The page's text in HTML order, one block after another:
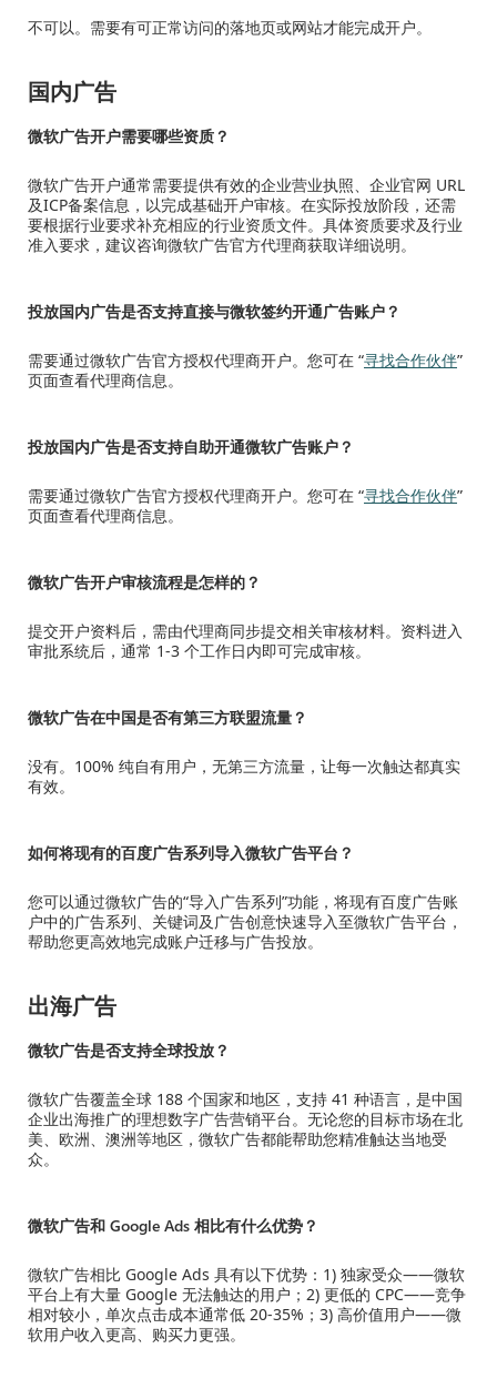
不可以。需要有可正常访问的落地页或网站才能完成开户。
国内广告
微软广告开户需要哪些资质？
微软广告开户通常需要提供有效的企业营业执照、企业官网 URL
及ICP备案信息，以完成基础开户审核。在实际投放阶段，还需
要根据行业要求补充相应的行业资质文件。具体资质要求及行业
准入要求，建议咨询微软广告官方代理商获取详细说明。
投放国内广告是否支持直接与微软签约开通广告账户？
需要通过微软广告官方授权代理商开户。您可在 “寻找合作伙伴”
页面查看代理商信息。
投放国内广告是否支持自助开通微软广告账户？
需要通过微软广告官方授权代理商开户。您可在 “寻找合作伙伴”
页面查看代理商信息。
微软广告开户审核流程是怎样的？
提交开户资料后，需由代理商同步提交相关审核材料。资料进入
审批系统后，通常 1-3 个工作日内即可完成审核。
微软广告在中国是否有第三方联盟流量？
没有。100% 纯自有用户，无第三方流量，让每一次触达都真实
有效。
如何将现有的百度广告系列导入微软广告平台？
您可以通过微软广告的“导入广告系列”功能，将现有百度广告账
户中的广告系列、关键词及广告创意快速导入至微软广告平台，
帮助您更高效地完成账户迁移与广告投放。
出海广告
微软广告是否支持全球投放？
微软广告覆盖全球 188 个国家和地区，支持 41 种语言，是中国
企业出海推广的理想数字广告营销平台。无论您的目标市场在北
美、欧洲、澳洲等地区，微软广告都能帮助您精准触达当地受
众。
微软广告和 Google Ads 相比有什么优势？
微软广告相比 Google Ads 具有以下优势：1) 独家受众——微软
平台上有大量 Google 无法触达的用户；2) 更低的 CPC——竞争
相对较小，单次点击成本通常低 20-35%；3) 高价值用户——微
软用户收入更高、购买力更强。